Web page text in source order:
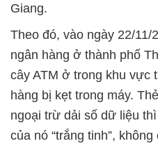
Giang.
Theo đó, vào ngày 22/11/
ngân hàng ở thành phố
cây ATM ở trong khu vực
hàng bị kẹt trong máy.
ngoại trừ dải số dữ liệu
của nó “trắng tinh”,